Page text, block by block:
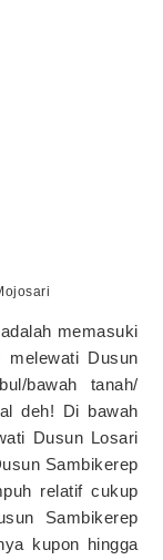
memasuki
Dusun
bawah tanah/
deh! Di bawah
Dusun Losari
Sambikerep
relatif cukup
Sambikerep
kupon hingga